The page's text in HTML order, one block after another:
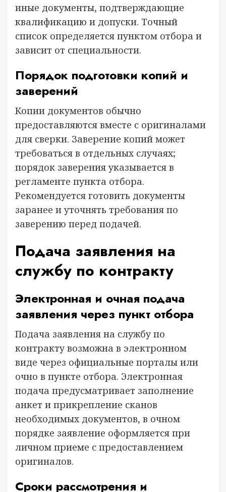
иные документы, подтверждающие
квалификацию и допуски. Точный
список определяется пунктом отбора и
зависит от специальности.
Порядок подготовки копий и
заверений
Копии документов обычно
предоставляются вместе с оригиналами
для сверки. Заверение копий может
требоваться в отдельных случаях;
порядок заверения указывается в
регламенте пункта отбора.
Рекомендуется готовить документы
заранее и уточнять требования по
заверению перед подачей.
Подача заявления на
службу по контракту
Электронная и очная подача
заявления через пункт отбора
Подача заявления на службу по
контракту возможна в электронном
виде через официальные порталы или
очно в пункте отбора. Электронная
подача предусматривает заполнение
анкет и прикрепление сканов
необходимых документов, в очном
порядке заявление оформляется при
личном приеме с предоставлением
оригиналов.
Сроки рассмотрения и